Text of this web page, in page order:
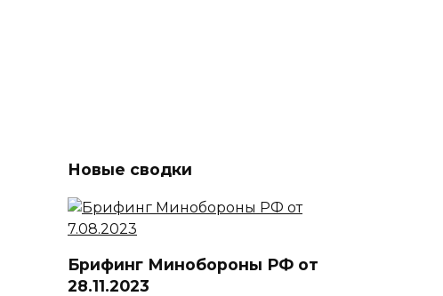
Новые сводки
Брифинг Минобороны РФ от
28.11.2023